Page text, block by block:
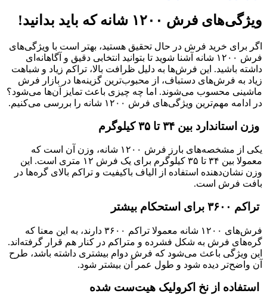
ویژگی‌های فرش ۱۲۰۰ شانه که باید بدانید!
اگر برای خرید فرش در حال تحقیق هستید، بهتر است با ویژگی‌های
فرش ۱۲۰۰ شانه آشنا شوید تا بتوانید انتخابی دقیق و آگاهانه‌ای
داشته باشید. این فرش‌ها به دلیل ظرافت بالا، تراکم زیاد و شباهت
زیاد به فرش‌های دستباف، از محبوب‌ترین گزینه‌ها در بازار فرش
ماشینی محسوب می‌شوند. اما چه چیزی باعث تمایز آن‌ها می‌شود؟
در ادامه مهم‌ترین ویژگی‌های فرش ۱۲۰۰ شانه را بررسی می‌کنیم.
وزن استاندارد بین ۳۴ تا ۳۵ کیلوگرم
یکی از مشخصه‌های بارز فرش ۱۲۰۰ شانه، وزن آن است که
معمولا بین ۳۴ تا ۳۵ کیلوگرم برای یک فرش ۱۲ متری است. این
وزن نشان‌دهنده استفاده از الیاف باکیفیت و تراکم بالای گره‌ها در
بافت فرش است.
تراکم ۳۶۰۰ برای استحکام بیشتر
فرش‌های ۱۲۰۰ شانه معمولا تراکم ۳۶۰۰ دارند، به این معنا که
گره‌های فرش به شکل فشرده و متراکم در کنار هم قرار گرفته‌اند.
این ویژگی باعث می‌شود که فرش دوام بیشتری داشته باشد، طرح
آن واضح‌تر دیده شود و طول عمر آن بیشتر شود.
استفاده از نخ اکرولیک هیت‌ست شده